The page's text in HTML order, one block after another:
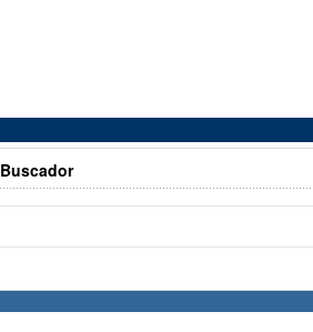
Buscador